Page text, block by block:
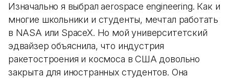
Изначально я выбрал aerospace engineering. Как и
многие школьники и студенты, мечтал работать
в NASA или SpaceX. Но мой университетский
эдвайзер объяснила, что индустрия
ракетостроения и космоса в США довольно
закрыта для иностранных студентов. Она